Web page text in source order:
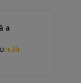
a
+34